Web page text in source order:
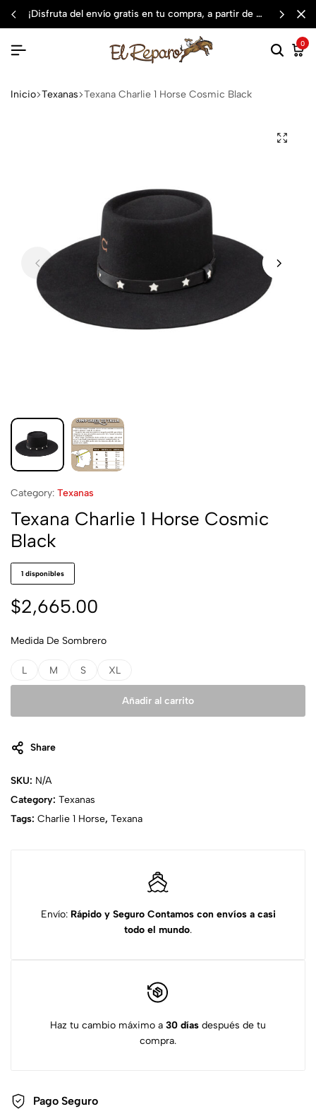
¡disfruta del envío gratis en tu compra, a partir de $3,000 mxn
0
Inicio Texanas Texana Charlie 1 Horse Cosmic Black
Category: Texanas
Texana Charlie 1 Horse Cosmic
Black
1 disponibles
$2,665.00
Medida De Sombrero
L M S XL
Añadir al carrito
Share
SKU: N/A
Category: Texanas
Tags: Charlie 1 Horse, Texana
Envío: Rápido y Seguro Contamos con envíos a casi
todo el mundo.
Haz tu cambio máximo a 30 días después de tu
compra.
Pago Seguro